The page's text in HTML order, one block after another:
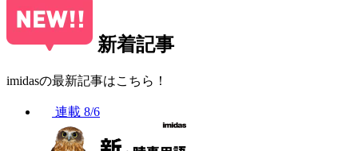
新着記事
imidasの最新記事はこちら！
連載 8/6